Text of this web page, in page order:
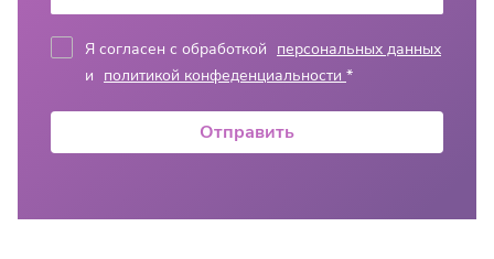
Я согласен с обработкой персональных данных
и политикой конфеденциальности *
Отправить